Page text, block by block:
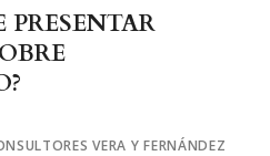
PRESENTAR
VERA Y FERNÁNDEZ